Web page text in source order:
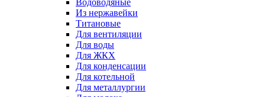
Водоводяные
Из нержавейки
Титановые
Для вентиляции
Для воды
Для ЖКХ
Для конденсации
Для котельной
Для металлургии